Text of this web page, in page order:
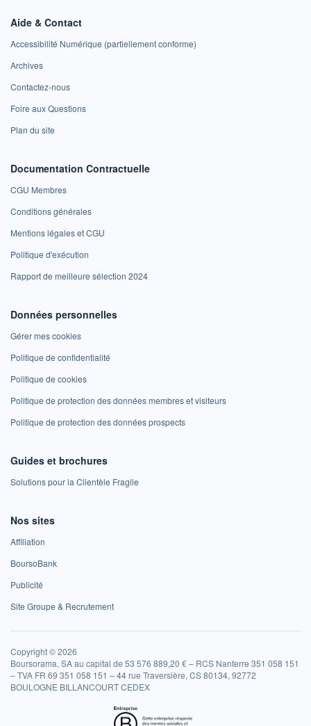
Aide & Contact
Accessibilité Numérique (partiellement conforme)
Archives
Contactez-nous
Foire aux Questions
Plan du site
Documentation Contractuelle
CGU Membres
Conditions générales
Mentions légales et CGU
Politique d'exécution
Rapport de meilleure sélection 2024
Données personnelles
Gérer mes cookies
Politique de confidentialité
Politique de cookies
Politique de protection des données membres et visiteurs
Politique de protection des données prospects
Guides et brochures
Solutions pour la Clientèle Fragile
Nos sites
Affiliation
BoursoBank
Publicité
Site Groupe & Recrutement
Copyright © 2026
Boursorama, SA au capital de 53 576 889,20 € – RCS Nanterre 351 058 151
– TVA FR 69 351 058 151 – 44 rue Traversière, CS 80134, 92772
BOULOGNE BILLANCOURT CEDEX